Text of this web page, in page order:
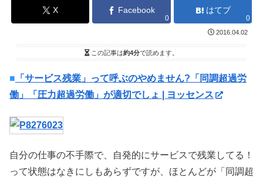
X Facebook
0
はてブ
0
2016.04.02
この記事は約4分で読めます。
■ 「サービス残業」って呼ぶのやめません?「同調超過労
働」「圧力超過労働」が適切でしょ | ヨッセンス
自分の仕事の不手際で、自発的にサービスで残業してる！
って状態はなきにしもあらずですが、ほとんどが「同調超